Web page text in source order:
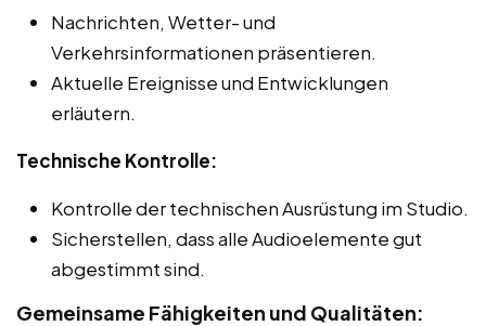
Nachrichten, Wetter- und
Verkehrsinformationen präsentieren.
Aktuelle Ereignisse und Entwicklungen
erläutern.
Technische Kontrolle:
Kontrolle der technischen Ausrüstung im Studio.
Sicherstellen, dass alle Audioelemente gut
abgestimmt sind.
Gemeinsame Fähigkeiten und Qualitäten: